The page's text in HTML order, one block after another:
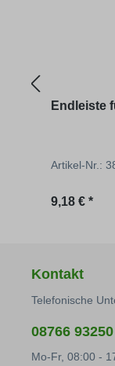
Endleiste
Artikel-Nr.:
Regulärer
9,18 € *
Kontakt
Telefonische
08766 93250
Mo-Fr, 08:00 -